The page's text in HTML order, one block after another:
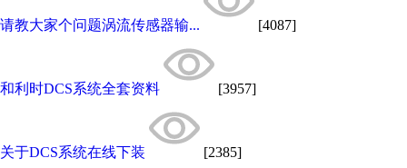
请教大家个问题涡流传感器输... [4087]
和利时DCS系统全套资料 [3957]
关于DCS系统在线下装 [2385]